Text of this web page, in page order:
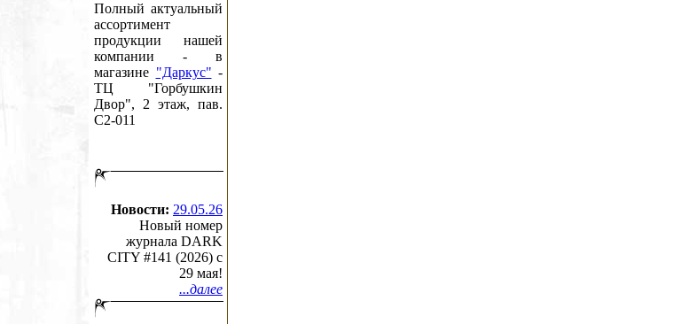
Полный актуальный
ассортимент
продукции нашей
компании - в
магазине "Даркус" -
ТЦ "Горбушкин
Двор", 2 этаж, пав.
C2-011
Новости: 29.05.26
Новый номер
журнала DARK
CITY #141 (2026) c
29 мая!
...далее